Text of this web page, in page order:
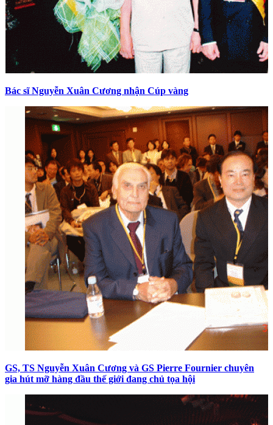
Bác sĩ Nguyễn Xuân Cương nhận Cúp vàng
GS, TS Nguyễn Xuân Cương và GS Pierre Fournier chuyên
gia hút mỡ hàng đầu thế giới đang chủ tọa hội